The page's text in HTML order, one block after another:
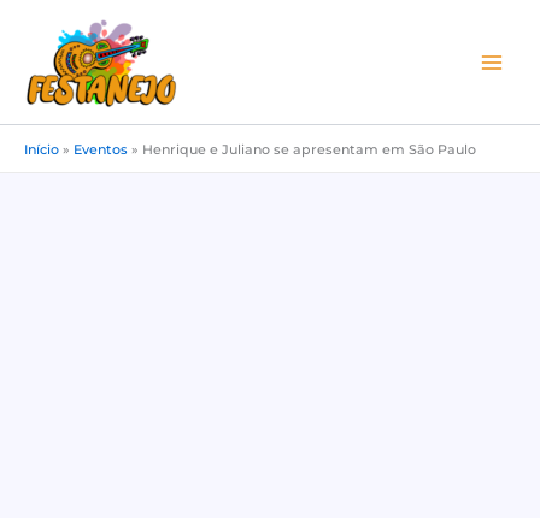
conteúdo
Início » Eventos » Henrique e Juliano se apresentam em São Paulo